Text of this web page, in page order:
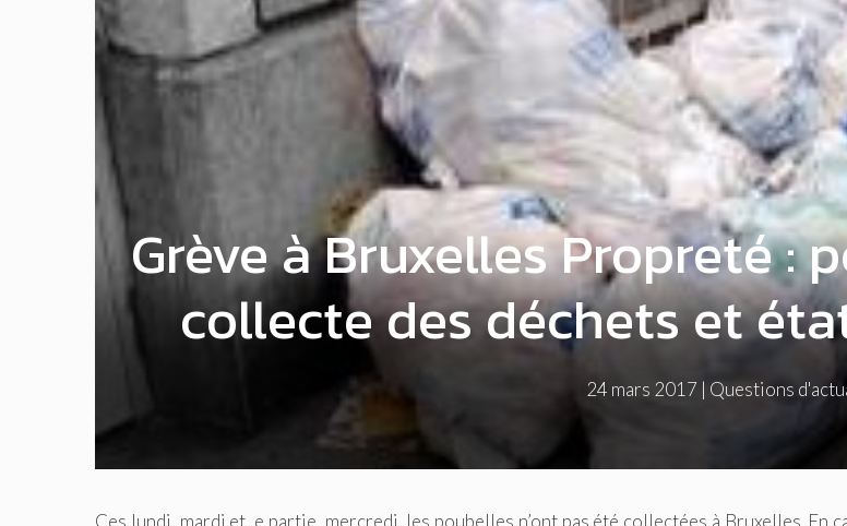
Grève à Bruxelles Propreté :
collecte des déchets et
24 mars 2017 | Questions
Ces lundi, mardi et, e partie, mercredi, les poubelles n’ont pas été collectées à Bruxelles. En